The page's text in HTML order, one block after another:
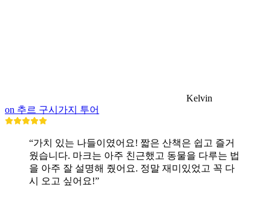
Kelvin
on 추르 구시가지 투어
“가치 있는 나들이였어요! 짧은 산책은 쉽고 즐거
웠습니다. 마크는 아주 친근했고 동물을 다루는 법
을 아주 잘 설명해 줬어요. 정말 재미있었고 꼭 다
시 오고 싶어요!”